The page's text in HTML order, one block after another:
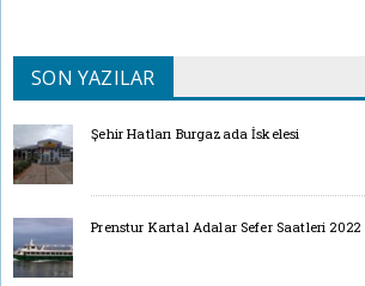
SON YAZILAR
Şehir Hatları Burgazada İskelesi
Prenstur Kartal Adalar Sefer Saatleri 2022